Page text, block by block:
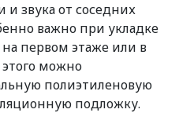
и звука от соседних
важно при укладке
первом этаже или в
можно
полиэтиленовую
подложку.